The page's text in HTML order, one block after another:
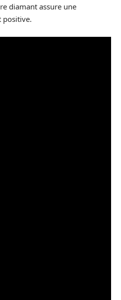
diamant assure une
positive.